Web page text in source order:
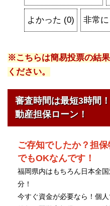
よかった (0) 非常
※こちらは簡易投票の結
ください。
審査時間は最短3時間
動産担保ローン！
ご存知でしたか？担
でもOKなんです！
福岡県内はもちろん日本全
分！
今すぐ資金が必要なら！個